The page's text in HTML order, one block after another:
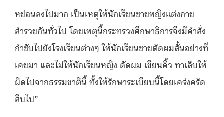
หย่อนลงไปมาก เป็นเหตุให้นักเรียนชายหญิงแต่งกาย
สำรวยกันทั่วไป โดยเหตุนี้กระทรวงศึกษาธิการจึงมีคำสั่ง
กำชับไปยังโรงเรียนต่างๆ ให้นักเรียนชายตัดผมสั้นอย่างที่
เคยมา และไม่ให้นักเรียนหญิง ดัดผม เขียนคิ้ว ทาเล็บให้
ผิดไปจากธรรมชาตินี้ ทั้งให้รักษาระเบียบนี้โดยเคร่งครัด
สืบไป”